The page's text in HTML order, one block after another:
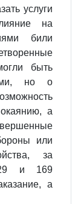
услуги
на
били
быть
но о
а
или
за
и 169
а